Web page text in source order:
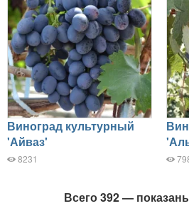
Виноград культурный
'Айваз'
8231
Всего 392 —